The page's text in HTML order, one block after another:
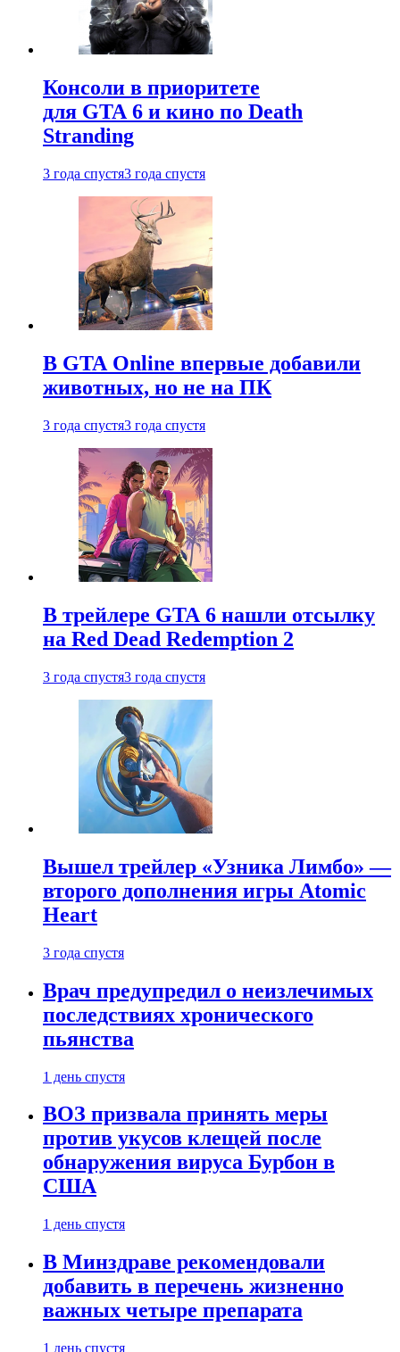
Консоли в приоритете
для GTA 6 и кино по Death
Stranding
3 года спустя3 года спустя
В GTA Online впервые добавили
животных, но не на ПК
3 года спустя3 года спустя
В трейлере GTA 6 нашли отсылку
на Red Dead Redemption 2
3 года спустя3 года спустя
Вышел трейлер «Узника Лимбо» —
второго дополнения игры Atomic
Heart
3 года спустя
Врач предупредил о неизлечимых
последствиях хронического
пьянства
1 день спустя
ВОЗ призвала принять меры
против укусов клещей после
обнаружения вируса Бурбон в
США
1 день спустя
В Минздраве рекомендовали
добавить в перечень жизненно
важных четыре препарата
1 день спустя